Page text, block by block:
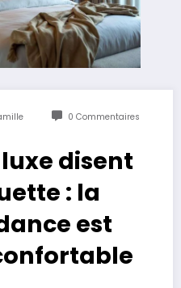
0 Commentaires
disent
: la
est